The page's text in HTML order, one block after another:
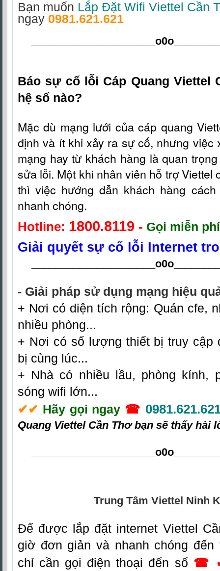
Bạn muốn Lắp Đặt Wifi Viettel Cần
ngay 0981.621.621
_____________________o0o
Báo sự cố lỗi Cáp Quang Viettel
hệ số nào?
Mặc dù mạng lưới củacáp quang
định và ít khi xảy ra sự cố, nhưng việc
mạng hay từ khách hàng là quan
sửa lỗi. Một khi nhân viên hỗ trợViettel
thì việc hướng dẫn khách hàng
nhanh chóng.
Hotline: 1800.8119 - Gọi miễn
Giải quyết sự cố lỗi Internet
_____________________o0o
- Giải pháp sử dụng mạng hiệu
+ Nơi có diện tích rộng: Quán cfe,
nhiều phòng...
+ Nơi có số lượng thiết bị truy cập
bị cùng lúc...
+ Nhà có nhiều lầu, phòng kính,
sóng wifi lớn...
✔✔ Hãy gọi ngay ☎
Quang Viettel Cần Thơbạn sẽ thấy hài
_____________________o0o
Trung Tâm Viettel Ninh
Để được lắp đặt internet Viettel
giờ đơn giản và nhanh chóng đến
chỉ cần gọi điện thoại đến số ☎